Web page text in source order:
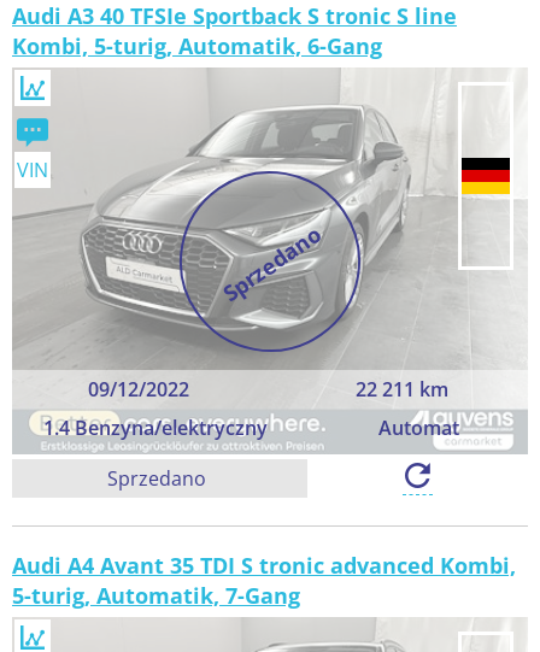
Audi A3 40 TFSIe Sportback S tronic S line
Kombi, 5-turig, Automatik, 6-Gang
Sprzedano
09/12/2022
22 211 km
1.4 Benzyna/elektryczny
Automat
VIN
Sprzedano
Audi A4 Avant 35 TDI S tronic advanced Kombi,
5-turig, Automatik, 7-Gang